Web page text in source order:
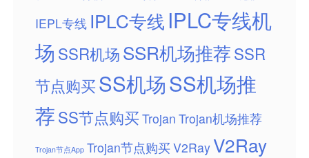
IEPL专线 IPLC专线 IPLC专线机
场 SSR机场SSR机场推荐SSR
节点购买SS机场SS机场推
荐SS节点购买 Trojan Trojan机场推荐
Trojan节点App Trojan节点购买V2Ray V2Ray